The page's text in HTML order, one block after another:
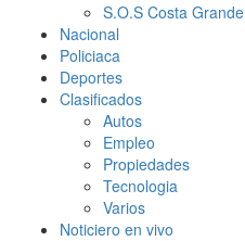
S.O.S Costa Grande
Nacional
Policiaca
Deportes
Clasificados
Autos
Empleo
Propiedades
Tecnologia
Varios
Noticiero en vivo